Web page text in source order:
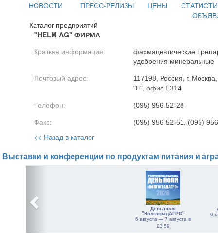
НОВОСТИ ПРЕСС-РЕЛИЗЫ ЦЕНЫ
Каталог предприятий
"HELM AG" ФИРМА
Краткая информация:
фармацевтические
удобрения минеральные
Почтовый адрес:
117198, Россия, г.
"Е", офис Е314
Телефон: (095) 956-52-28
Факс: (095) 956-52-51, (095)
<< Назад в каталог
Выставки и конференции по продуктам питания и
День поля
"ВолгоградАГРО"
6 августа — 7 августа в
23:59
6